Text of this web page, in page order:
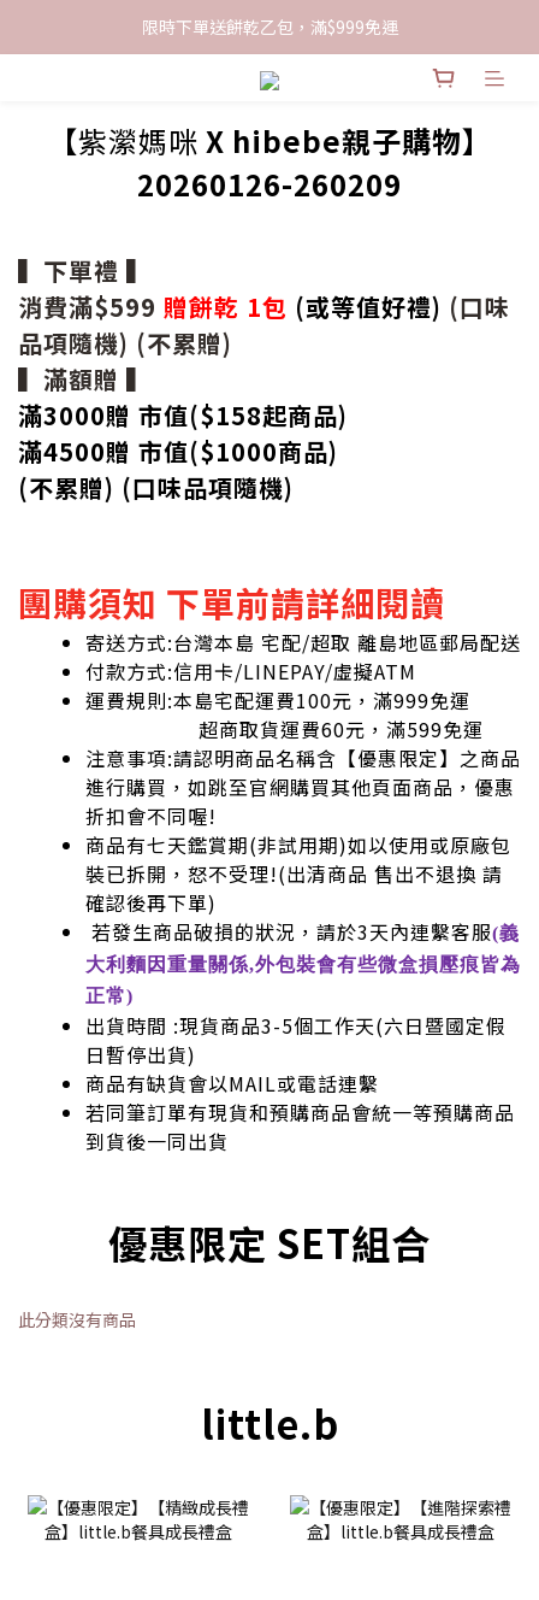
限時下單送餅乾乙包，滿$999免運
加入會員領100現折購物金
限時下單送餅乾乙包，滿$999免運
【紫瀠媽咪 X hibebe親子購物】
20260126-260209
▍下單禮 ▍
消費滿$599 贈餅乾 1包 (或等值好禮) (口味
品項隨機) (不累贈)
▍滿額贈 ▍
滿3000贈 市值($158起商品)
滿4500贈 市值($1000商品)
(不累贈) (口味品項隨機)
團購須知 下單前請詳細閱讀
寄送方式:台灣本島 宅配/超取 離島地區郵局配送
付款方式:信用卡/LINEPAY/虛擬ATM
運費規則:本島宅配運費100元，滿999免運
超商取貨運費60元，滿599免運
注意事項:請認明商品名稱含【優惠限定】之商品
進行購買，如跳至官網購買其他頁面商品，優惠
折扣會不同喔!
商品有七天鑑賞期(非試用期)如以使用或原廠包
裝已拆開，怒不受理!(出清商品 售出不退換 請
確認後再下單)
若發生商品破損的狀況，請於3天內連繫客服(義
大利麵因重量關係,外包裝會有些微盒損壓痕皆為
正常)
出貨時間 :現貨商品3-5個工作天(六日暨國定假
日暫停出貨)
商品有缺貨會以MAIL或電話連繫
若同筆訂單有現貨和預購商品會統一等預購商品
到貨後一同出貨
優惠限定 SET組合
此分類沒有商品
little.b